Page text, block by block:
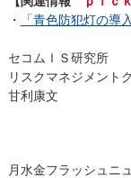
・
「青色防犯灯の導
セコムＩＳ研究所
リスクマネジメント
甘利康文
月水金フラッシュニ